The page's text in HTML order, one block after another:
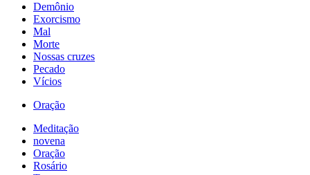
Demônio
Exorcismo
Mal
Morte
Nossas cruzes
Pecado
Vícios
Oração
Meditação
novena
Oração
Rosário